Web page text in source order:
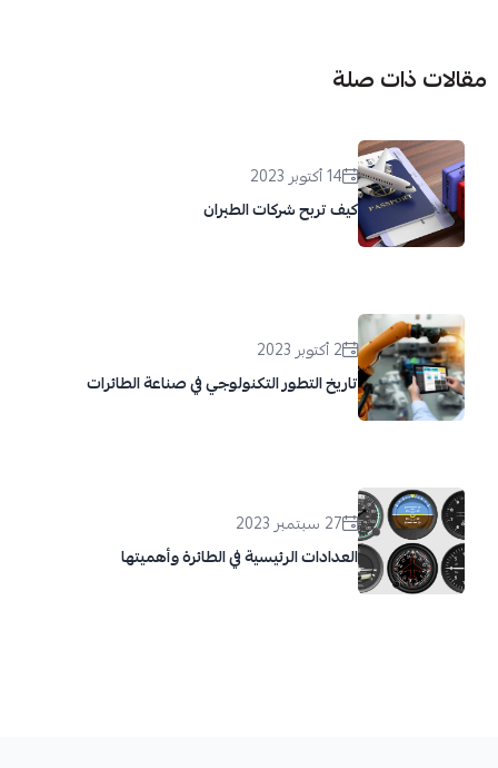
مقالات ذات صلة
14 أكتوبر 2023
كيف تربح شركات الطيران
2 أكتوبر 2023
تاريخ التطور التكنولوجي في صناعة الطائرات
27 سبتمبر 2023
العدادات الرئيسية في الطائرة وأهميتها